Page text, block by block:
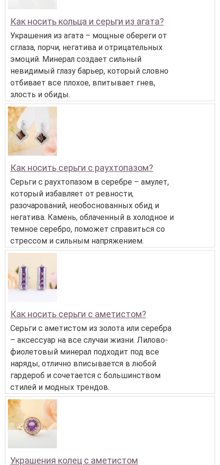
Как носить кольца и серьги из агата?
Украшения из агата – мощные обереги от
сглаза, порчи, негатива и отрицательных
эмоций. Минерал создает сильный
невидимый глазу барьер, который словно
отбивает все плохое, впитывает гнев,
злость и обиды.
Как носить серьги с раухтопазом?
Серьги с раухтопазом в серебре – амулет,
который избавляет от ревности,
разочарований, необоснованных обид и
негатива. Камень, облаченный в холодное и
темное серебро, поможет справиться со
стрессом и сильным напряжением.
Как носить серьги с аметистом?
Серьги с аметистом из золота или серебра
– аксессуар на все случаи жизни. Лилово-
фиолетовый минерал подходит под все
наряды, отлично вписывается в любой
гардероб и сочетается с большинством
стилей и модных трендов.
Украшения колец с аметистом